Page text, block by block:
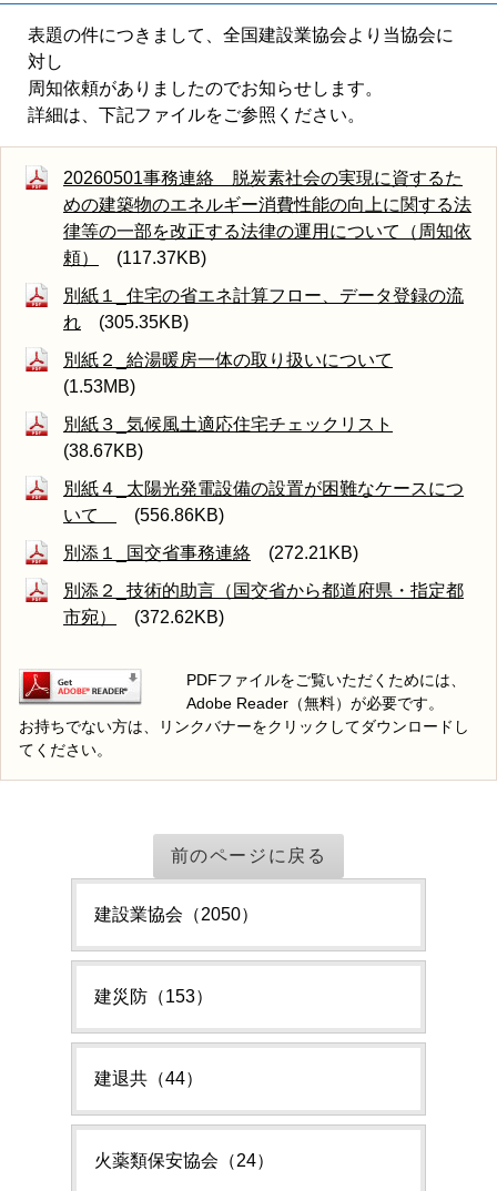
表題の件につきまして、全国建設業協会より当協会に
対し
周知依頼がありましたのでお知らせします。
詳細は、下記ファイルをご参照ください。
20260501事務連絡 脱炭素社会の実現に資するた
めの建築物のエネルギー消費性能の向上に関する法
律等の一部を改正する法律の運用について（周知依
頼）
(117.37KB)
別紙１_住宅の省エネ計算フロー、データ登録の流
れ (305.35KB)
別紙２_給湯暖房一体の取り扱いについて
(1.53MB)
別紙３_気候風土適応住宅チェックリスト
(38.67KB)
別紙４_太陽光発電設備の設置が困難なケースにつ
いて
(556.86KB)
別添１_国交省事務連絡 (272.21KB)
別添２_技術的助言（国交省から都道府県・指定都
市宛）
(372.62KB)
PDFファイルをご覧いただくためには、
Adobe Reader（無料）が必要です。
お持ちでない方は、リンクバナーをクリックしてダウンロードし
てください。
前のページに戻る
建設業協会（2050）
建災防（153）
建退共（44）
火薬類保安協会（24）